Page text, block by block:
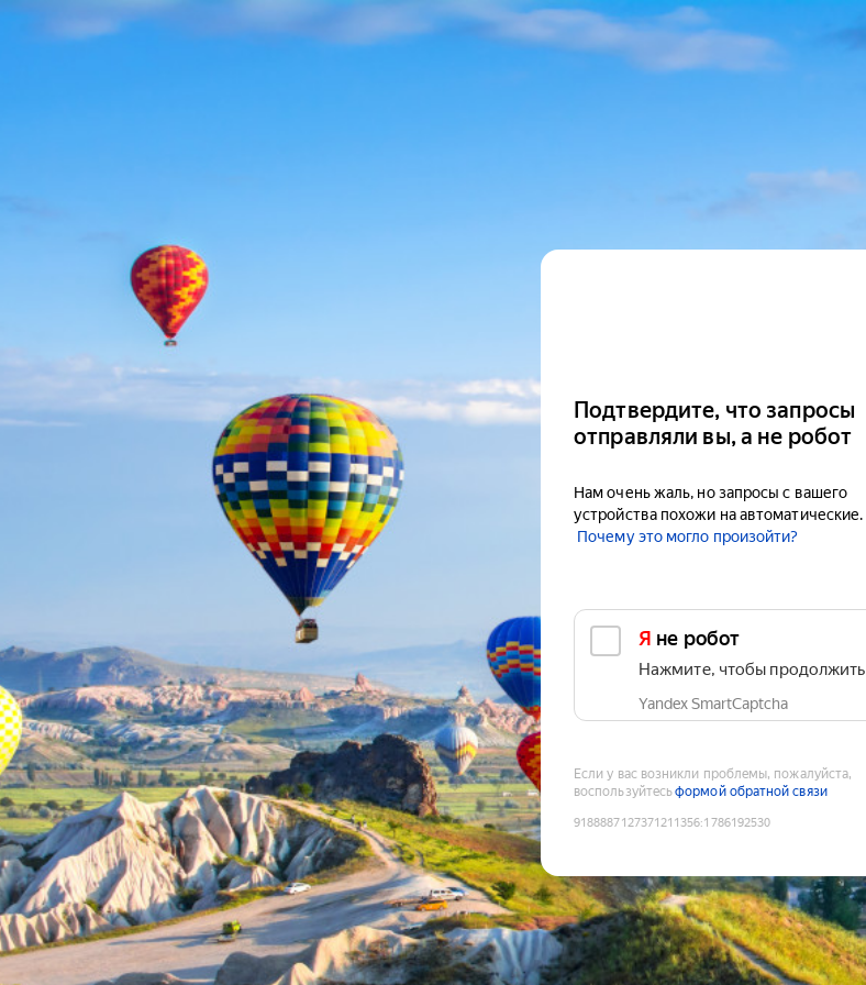
Подтвердите, что запросы
отправляли вы, а не робот
Нам очень жаль, но запросы с вашего
устройства похожи на автоматические.
Почему это могло произойти?
Я не робот
Нажмите, чтобы продолжить
Yandex SmartCaptcha
Если у вас возникли проблемы, пожалуйста,
воспользуйтесьформой обратной связи
9188887127371211356:1786192530